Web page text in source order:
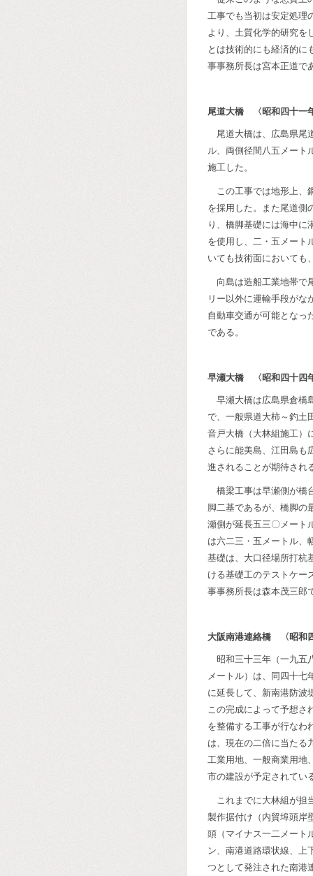
工事でも当初は安定処理
より、土質化学的研究を
とは技術的にも経済的に
事事務所長は宮本正道で
尾道大橋 〈昭和四十一
尾道大橋は、広島県尾
ル、両側径間八五メート
施工した。
この工事では地形上、
を採用した。また尾道側
り、橋脚基礎には海中に
を使用し、二・五メート
いても技術面においても
向島は造船工業地帯で
リー以外に運輸手段がな
自動車交通が可能となっ
である。
早瀬大橋 〈昭和四十四
早瀬大橋は広島県倉橋
で、一般県道大柿～釣土
音戸大橋（大林組施工）
さらに能美島、江田島も
進されることが期待され
橋梁工事は早瀬側が橋
脚二基であるが、橋脚の
瀬側が延長五三〇メート
は六二三・五メートル、
基礎は、大口径場所打杭
ける基礎工のテストケー
事事務所長は森本茂三郎
大阪南港連絡橋 〈昭和
昭和三十三年（一九五
メートル）は、同四十七
に延長して、新南港防波
この完成によって予想さ
を整備する工事が行なわ
は、現在の二倍に当たる
工業用地、一般商業用地
市の建設が予定されてい
これまでに大林組が担
製作据付け（内貿埠頭岸
頭（マイナス一二メート
ン、南港道路環状線、上
つとして発注された南港